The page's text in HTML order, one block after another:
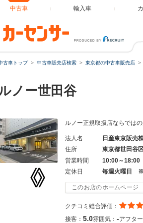
中古車 輸入車
古車トップ 中古車販売店検索 東京都の中古車販売店
ノー世田谷
ルノー正規取扱店ならでは
法人名
日産東京販売
住所
東京都世田谷
営業時間
10:00～18:00
定休日
毎週火曜日 ※
このお店のホームページ
クチコミ総合評価：
接客： 5.0雰囲気： -アフター